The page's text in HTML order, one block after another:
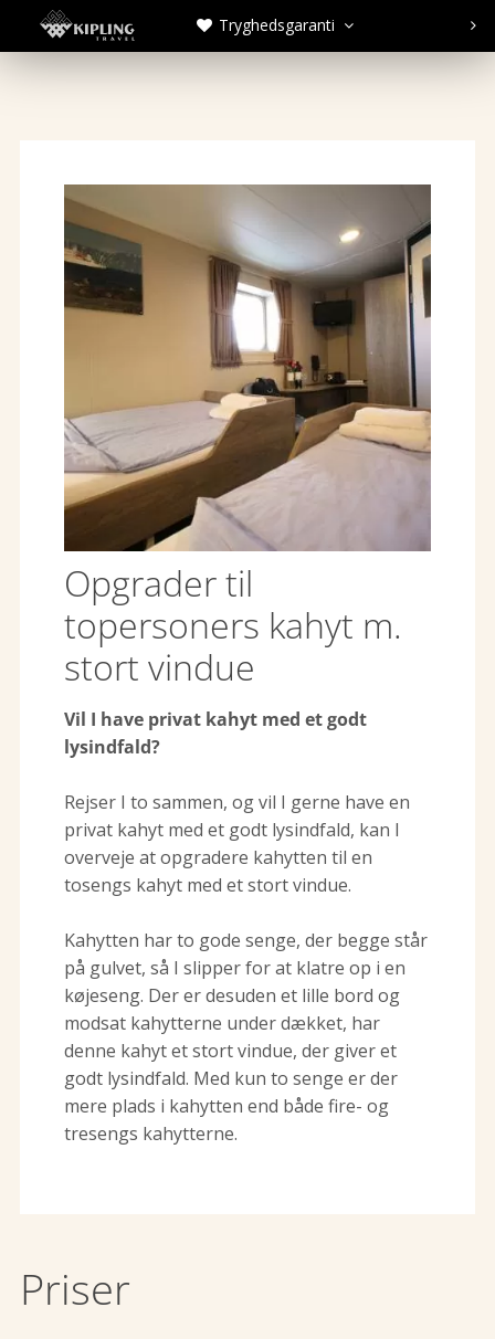
 Tryghedsgaranti  
Opgrader til
topersoners kahyt m.
stort vindue
Vil I have privat kahyt med et godt
lysindfald?
Rejser I to sammen, og vil I gerne have en
privat kahyt med et godt lysindfald, kan I
overveje at opgradere kahytten til en
tosengs kahyt med et stort vindue.
Kahytten har to gode senge, der begge står
på gulvet, så I slipper for at klatre op i en
køjeseng. Der er desuden et lille bord og
modsat kahytterne under dækket, har
denne kahyt et stort vindue, der giver et
godt lysindfald. Med kun to senge er der
mere plads i kahytten end både fire- og
tresengs kahytterne.
Priser